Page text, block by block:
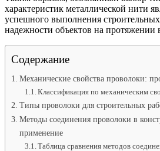
характеристик металлической нити
успешного выполнения строительных
надежности объектов на протяжении
Содержание
Механические свойства проволоки:
Классификация по механическим
Типы проволоки для строительных
Методы соединения проволоки в
применение
Таблица сравнения методов